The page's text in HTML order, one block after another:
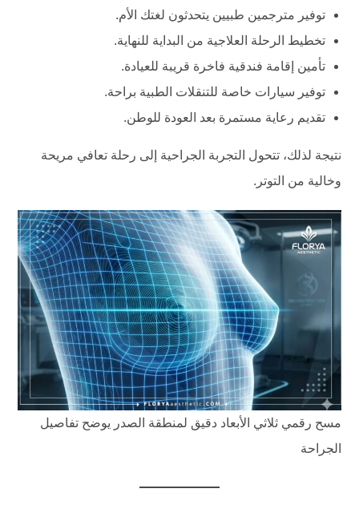
توفير مترجمين طبيين يتحدثون لغتك الأم.
تخطيط الرحلة العلاجية من البداية للنهاية.
تأمين إقامة فندقية فاخرة قريبة للعيادة.
توفير سيارات خاصة للتنقلات الطبية براحة.
تقديم رعاية مستمرة بعد العودة للوطن.
نتيجة لذلك، تتحول التجربة الجراحية إلى رحلة تعافي مريحة
وخالية من التوتر.
مسح رقمي ثلاثي الأبعاد دقيق لمنطقة الصدر يوضح تفاصيل
الجراحة